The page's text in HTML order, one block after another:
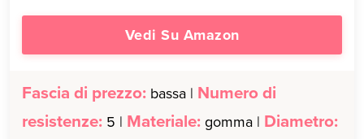
Vedi Su Amazon
Fascia di prezzo: bassa | Numero di
resistenze: 5 | Materiale: gomma | Diametro: